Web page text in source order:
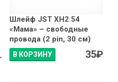
Шлейф JST XH2.54
«Мама» – свободные
провода (2 pin, 30 см)
В КОРЗИНУ 35₽